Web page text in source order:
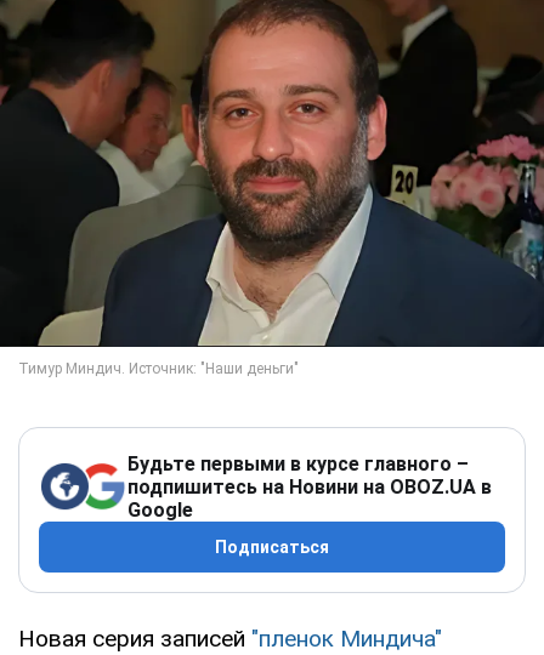
Будьте первыми в курсе главного –
подпишитесь на Новини на OBOZ.UA в
Google
Подписаться
Новая серия записей "пленок Миндича"